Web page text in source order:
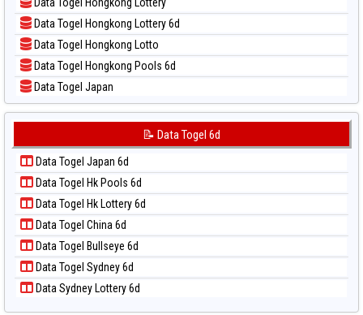
📝 Pola Dasar Singapore
📝 Pola Dasar Sydney
📝 Pola Dasar Sydney Lottery
📝 Pola Dasar Sydney Lottery 6d
📝 Pola Dasar Sydney Lotto
📝 Pola Dasar Taiwan
Data Togel Hongkong Lottery 6d
Data Togel Hongkong Lotto
Data Togel Hongkong Pools 6d
Data Togel Japan
Data Togel Japan 6d
Data Togel Kuda Lari
Data Togel Magnum Cambodia
Data Togel Nagoya
Data Togel North Carolina Day
Data Togel Pcso
Data Togel Sao Paulo
Data Togel Singapore
Data Togel Sydney
📝 Data Togel 6d
Data Togel Japan 6d
Data Togel Hk Pools 6d
Data Togel Hk Lottery 6d
Data Togel China 6d
Data Togel Bullseye 6d
Data Togel Sydney 6d
Data Sydney Lottery 6d